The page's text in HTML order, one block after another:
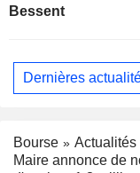
Bessent
Dernières
Bourse
Actualités
Maire annonce de